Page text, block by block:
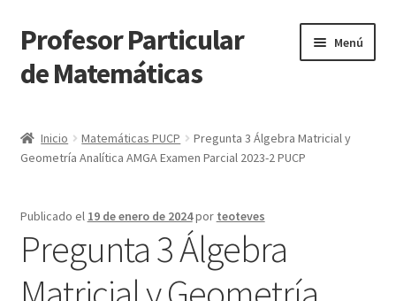
Ir
a
la
Ir
al
contenido
Profesor Particular
de Matemáticas
Menú
Tienda de Matemáticas 100% GRATIS
Inicio Matemáticas PUCP
Pregunta 3 Álgebra Matricial y
Geometría Analítica AMGA Examen Parcial 2023-2 PUCP
Publicado el 19 de enero de 2024por teoteves
Pregunta 3 Álgebra